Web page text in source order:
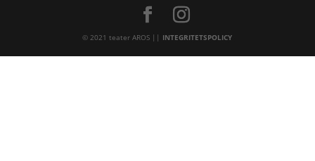
© 2021 teater AROS || INTEGRITETSPOLICY